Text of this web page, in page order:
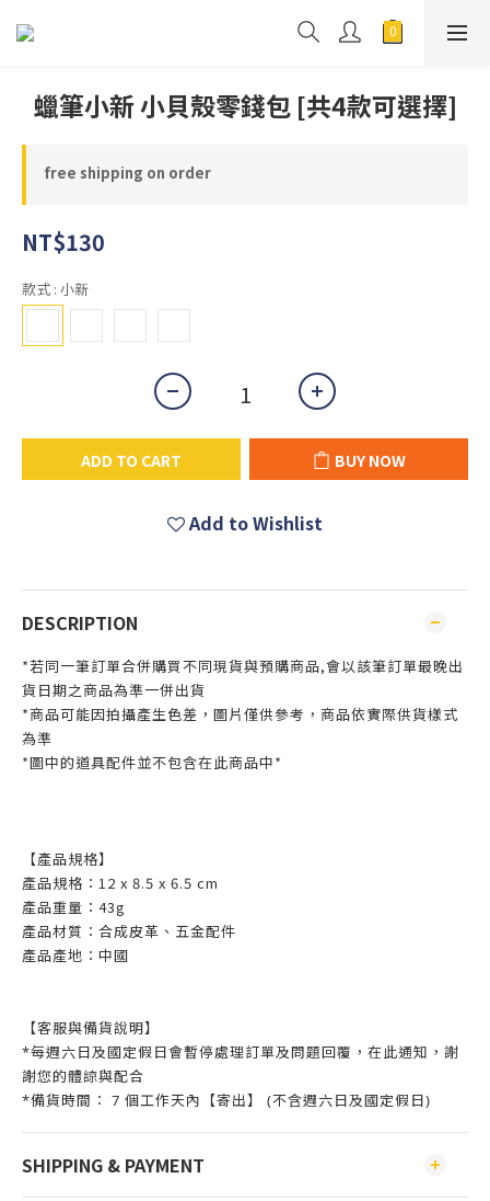
蠟筆小新 小貝殼零錢包 [共4款可選擇]
free shipping on order
NT$130
款式 : 小新
ADD TO CART BUY NOW
Add to Wishlist
DESCRIPTION
*若同一筆訂單合併購買不同現貨與預購商品,會以該筆訂單最晚出
貨日期之商品為準一併出貨
*商品可能因拍攝產生色差，圖片僅供參考，商品依實際供貨樣式
為準
*圖中的道具配件並不包含在此商品中*
【產品規格】
產品規格：12 x 8.5 x 6.5 cm
產品重量：43g
產品材質：合成皮革、五金配件
產品產地：中國
【客服與備貨說明】
*每週六日及國定假日會暫停處理訂單及問題回覆，在此通知，謝
謝您的體諒與配合
*備貨時間： 7 個工作天內【寄出】 (不含週六日及國定假日)
SHIPPING & PAYMENT